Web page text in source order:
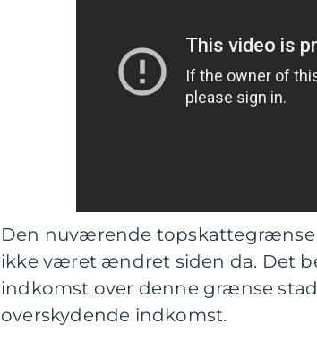
Den nuværende topskattegrænse
ikke været ændret siden da. Det
indkomst over denne grænse
overskydende indkomst.